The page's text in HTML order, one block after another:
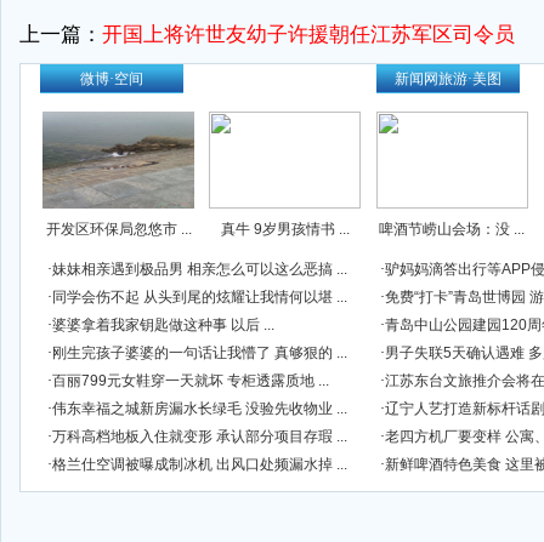
上一篇： 开国上将许世友幼子许援朝任江苏军区司令员